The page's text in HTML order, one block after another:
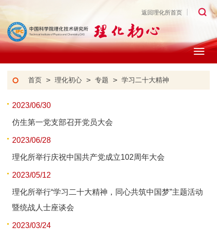
返回理化所首页
首页 > 理化初心 > 专题 > 学习二十大精神
2023/06/30
仿生第一党支部召开党员大会
2023/06/28
理化所举行庆祝中国共产党成立102周年大会
2023/05/12
理化所举行“学习二十大精神，同心共筑中国梦”主题活动
暨统战人士座谈会
2023/03/24